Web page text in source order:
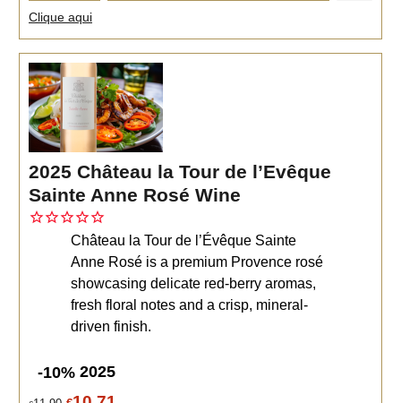
Clique aqui
2025 Château la Tour de l’Evêque
Sainte Anne Rosé Wine
Château la Tour de l’Évêque Sainte
Anne Rosé is a premium Provence rosé
showcasing delicate red-berry aromas,
fresh floral notes and a crisp, mineral-
driven finish.
-10% 2025